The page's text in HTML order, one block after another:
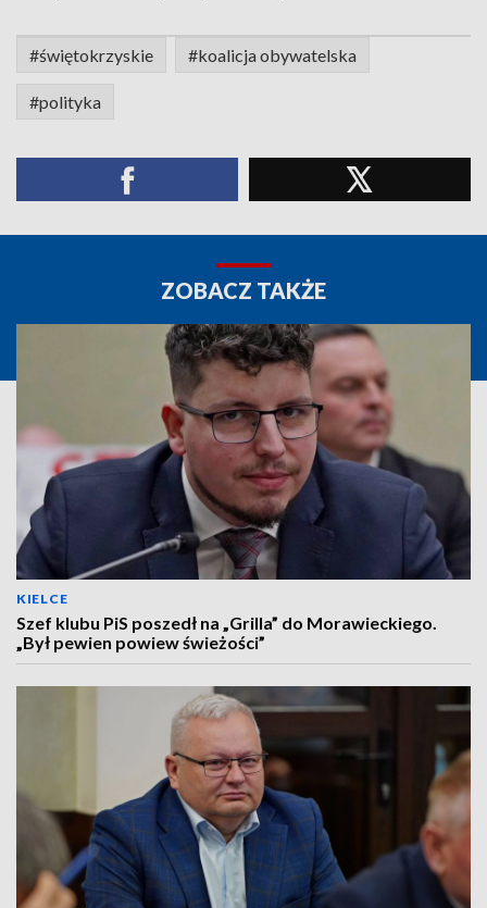
#świętokrzyskie #koalicja obywatelska
#polityka
ZOBACZ TAKŻE
KIELCE
Szef klubu PiS poszedł na „Grilla” do Morawieckiego.
„Był pewien powiew świeżości”